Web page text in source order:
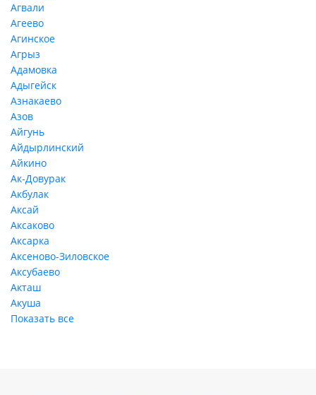
Агвали
Агеево
Агинское
Агрыз
Адамовка
Адыгейск
Азнакаево
Азов
Айгунь
Айдырлинский
Айкино
Ак-Довурак
Акбулак
Аксай
Аксаково
Аксарка
Аксеново-Зиловское
Аксубаево
Акташ
Акуша
Показать все